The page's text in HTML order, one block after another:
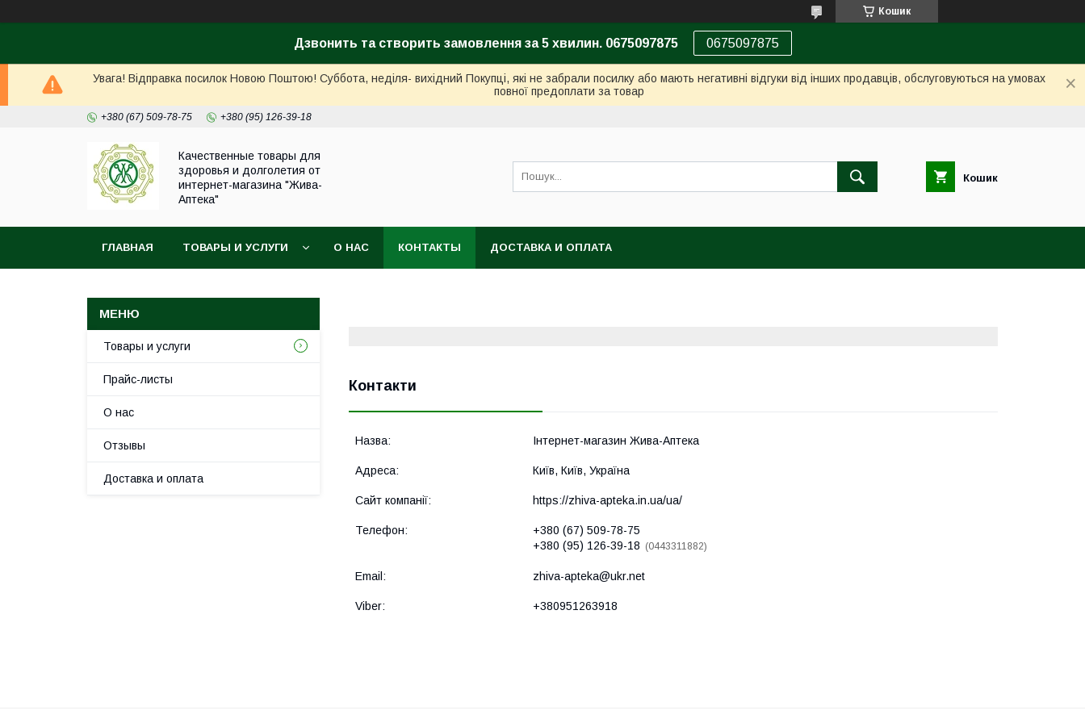
Кошик
Дзвонить та створить замовлення за 5 хвилин. 0675097875 0675097875
Увага! Відправка посилок Новою Поштою! Суббота, неділя- вихідний Покупці, які не забрали посилку або мають негативні відгуки від інших продавців, обслуговуються на умовах
повної предоплати за товар
+380 (67) 509-78-75 +380 (95) 126-39-18
Качественные товары для
здоровья и долголетия от
интернет-магазина "Жива-
Аптека"
Кошик
ГЛАВНАЯ ТОВАРЫ И УСЛУГИ О НАС КОНТАКТЫ ДОСТАВКА И ОПЛАТА
Контакти
Інтернет-магазин Жива-Аптека
Київ, Київ, Україна
https://zhiva-apteka.in.ua/ua/
+380 (67) 509-78-75
+380 (95) 126-39-18
0443311882
zhiva-apteka@ukr.net
+380951263918
Товары и услуги
Прайс-листы
О нас
Отзывы
Доставка и оплата